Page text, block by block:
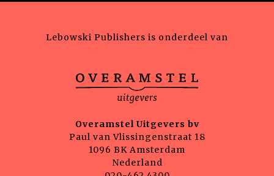
Lebowski Publishers is onderdeel van
Overamstel Uitgevers bv
Paul van Vlissingenstraat 18
1096 BK Amsterdam
Nederland